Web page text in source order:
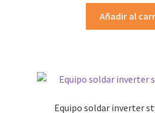
Añadir al
Equipo soldar inverter